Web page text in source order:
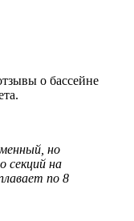
о бассейне
но
секций на
по 8